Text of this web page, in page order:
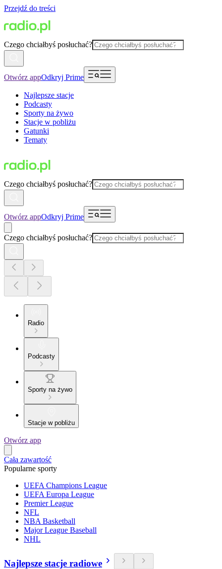
Przejdź do treści
Czego chciałbyś posłuchać?
Otwórz appOdkryj Prime
Najlepsze stacje
Podcasty
Sporty na żywo
Stacje w pobliżu
Gatunki
Tematy
Czego chciałbyś posłuchać?
Otwórz appOdkryj Prime
Czego chciałbyś posłuchać?
Radio
Podcasty
Sporty na żywo
Stacje w pobliżu
Otwórz app
Cała zawartość
Popularne sporty
UEFA Champions League
UEFA Europa League
Premier League
NFL
NBA Basketball
Major League Baseball
NHL
Najlepsze stacje radiowe